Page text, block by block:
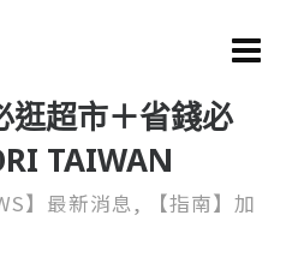
逛超市＋省錢必
TAIWAN
】最新消息,
【指南】加